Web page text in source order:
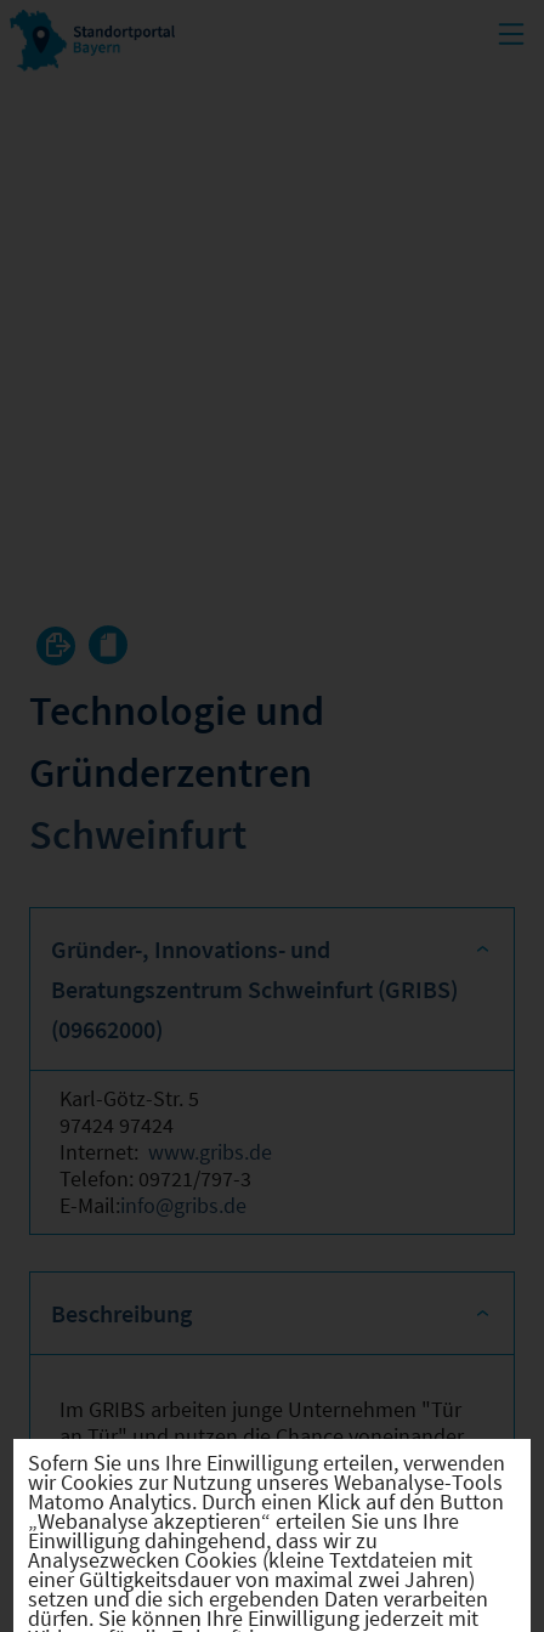
Technologie und
Gründerzentren
Schweinfurt
Gründer-, Innovations- und
Beratungszentrum Schweinfurt (GRIBS)
(09662000)
Karl-Götz-Str. 5
97424 97424
Internet: www.gribs.de
Telefon: 09721/797-3
E-Mail:info@gribs.de
Beschreibung
Im GRIBS arbeiten junge Unternehmen "Tür
an Tür" und nutzen die Chance voneinander
zu profitieren. Sie kommen aus den
Bereichen Software, EDV,
Kommunikationstechnik,
Technologieentwicklung, Konstruktion und
allen wachstumsstarken
Dienstleistungsbranchen.
Gemeinsame Entwicklungen, Projekte,
Sofern Sie uns Ihre Einwilligung erteilen, verwenden
wir Cookies zur Nutzung unseres Webanalyse-Tools
Matomo Analytics. Durch einen Klick auf den Button
„Webanalyse akzeptieren“ erteilen Sie uns Ihre
Einwilligung dahingehend, dass wir zu
Analysezwecken Cookies (kleine Textdateien mit
einer Gültigkeitsdauer von maximal zwei Jahren)
setzen und die sich ergebenden Daten verarbeiten
dürfen. Sie können Ihre Einwilligung jederzeit mit